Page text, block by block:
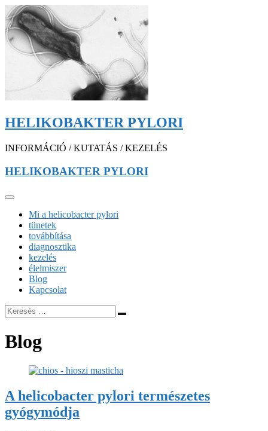
HELIKOBAKTER PYLORI
INFORMÁCIÓ / KUTATÁS / KEZELÉS
HELIKOBAKTER PYLORI
Mi a helicobacter pylori
tünetek
továbbítása
diagnosztika
kezelés
élelmiszer
Blog
Kapcsolat
Blog
A helicobacter pylori természetes
gyógymódja